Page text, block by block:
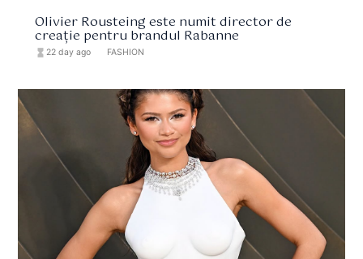
Olivier Rousteing este numit director de
creație pentru brandul Rabanne
hourglass_full 22 day ago FASHION